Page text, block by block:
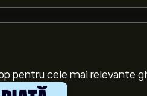
pentru cele mai relevante